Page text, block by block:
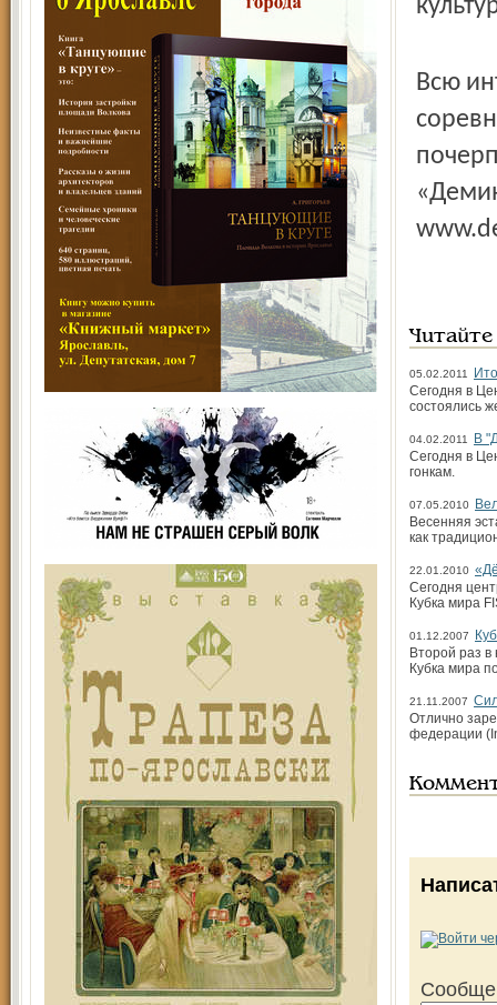
Всю
05.02.2011
Сегодня в
состоялись
04.02.2011
В
Сегодня в
гонкам.
07.05.2010
Весенняя
как
22.01.2010
Сегодня
Кубка мира
01.12.2007
Второй раз
Кубка мира
21.11.2007
Отлично
федерации